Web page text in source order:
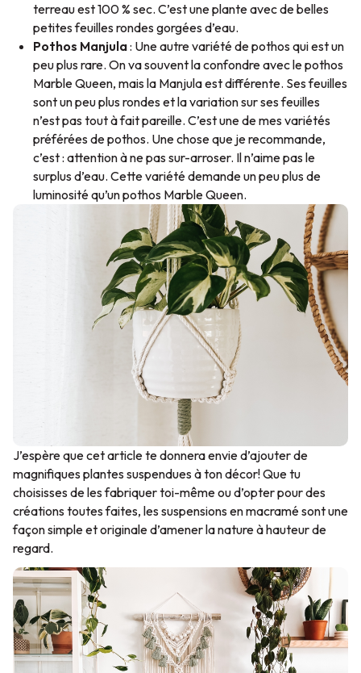
terreau est 100 % sec. C’est une plante avec de belles
petites feuilles rondes gorgées d’eau.
Pothos Manjula: Une autre variété de pothos qui est un
peu plus rare. On va souvent la confondre avec le pothos
Marble Queen, mais la Manjula est différente. Ses feuilles
sont un peu plus rondes et la variation sur ses feuilles
n’est pas tout à fait pareille. C’est une de mes variétés
préférées de pothos. Une chose que je recommande,
c’est : attention à ne pas sur-arroser. Il n’aime pas le
surplus d’eau. Cette variété demande un peu plus de
luminosité qu’un pothos Marble Queen.
J’espère que cet article te donnera envie d’ajouter de
magnifiques plantes suspendues à ton décor! Que tu
choisisses de les fabriquer toi-même ou d’opter pour des
créations toutes faites, les suspensions en macramé sont une
façon simple et originale d’amener la nature à hauteur de
regard.